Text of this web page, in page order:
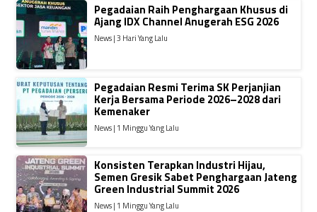
Pegadaian Raih Penghargaan Khusus di
Ajang IDX Channel Anugerah ESG 2026
News | 3 Hari Yang Lalu
Pegadaian Resmi Terima SK Perjanjian
Kerja Bersama Periode 2026–2028 dari
Kemenaker
News | 1 Minggu Yang Lalu
Konsisten Terapkan Industri Hijau,
Semen Gresik Sabet Penghargaan Jateng
Green Industrial Summit 2026
News | 1 Minggu Yang Lalu